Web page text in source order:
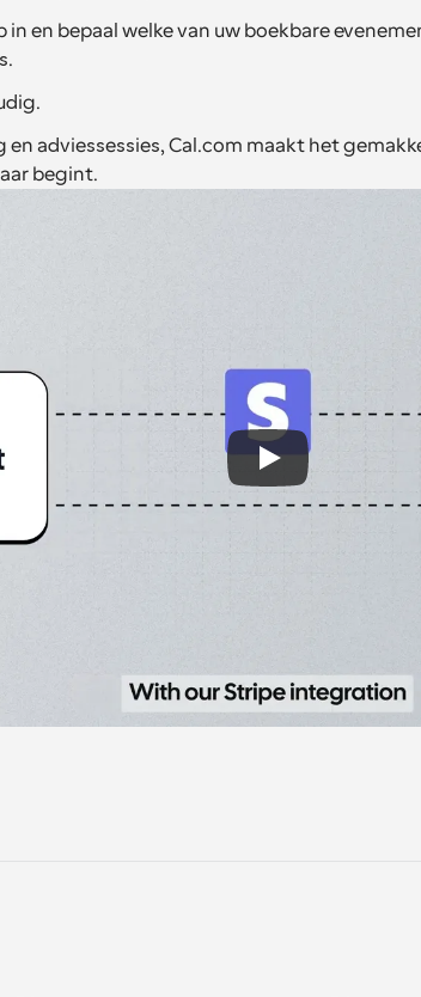
in en bepaal welke van uw boekbare
en adviessessies, Cal.com maakt het
begint.